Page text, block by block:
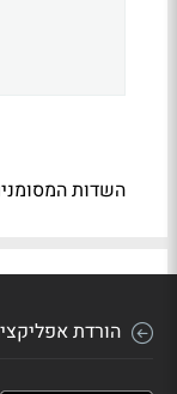
השדות
הורדת